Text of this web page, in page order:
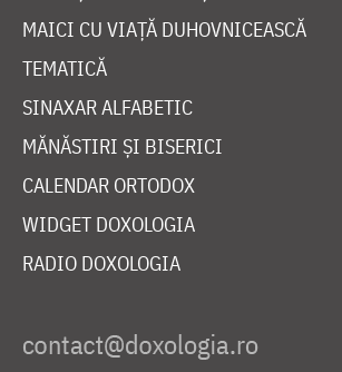
MAICI CU VIAȚĂ DUHOVNICEASCĂ
TEMATICĂ
SINAXAR ALFABETIC
MĂNĂSTIRI ȘI BISERICI
CALENDAR ORTODOX
WIDGET DOXOLOGIA
RADIO DOXOLOGIA